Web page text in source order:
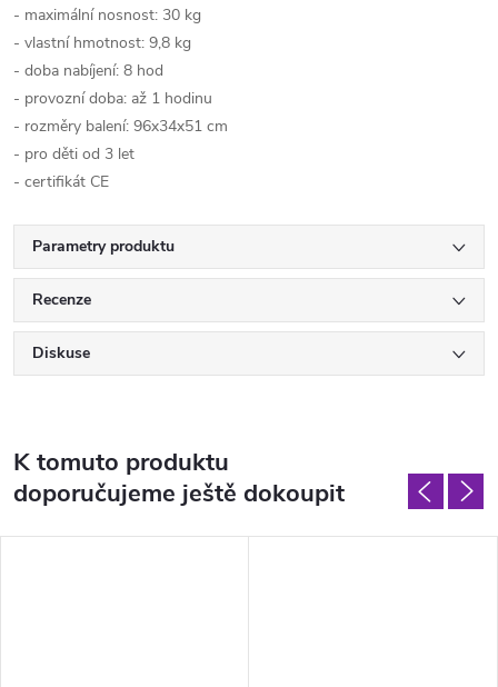
- maximální nosnost: 30 kg
- vlastní hmotnost: 9,8 kg
- doba nabíjení: 8 hod
- provozní doba: až 1 hodinu
- rozměry balení: 96x34x51 cm
- pro děti od 3 let
- certifikát CE
Parametry produktu
Recenze
Diskuse
K tomuto produktu
doporučujeme ještě dokoupit